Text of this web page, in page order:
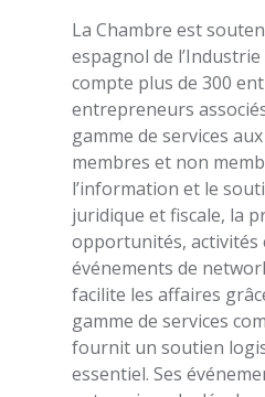
La Chambre est
espagnol de
compte plus de 300
entrepreneurs
gamme de services
membres et non
l’information et le
juridique et fiscale, la
opportunités, activités
événements de
facilite les affaires
gamme de services
fournit un soutien
essentiel. Ses